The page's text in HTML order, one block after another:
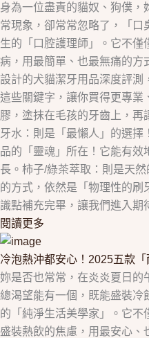
身為一位盡責的貓奴、狗僕
常現象，卻常常忽略了，「
生的「口腔護理師」。它不僅
病，用最簡單、也最無痛的方
設計的犬貓潔牙用品深度評測
這些關鍵字，讓你買得更專業
膠，塗抹在毛孩的牙齒上，
牙水：則是「最懶人」的選
品的「靈魂」所在！它能有
長。柿子/綠茶萃取：則是天
的方式，依然是「物理性的
識點補充完畢，讓我們進入期
閱讀更多
冷泡熱沖都安心！2025五款
妳是否也常常，在炎炎夏日的
總渴望能有一個，既能盛裝冷
的「純淨生活美學家」。它
盛裝熱飲的焦慮，用最安心、